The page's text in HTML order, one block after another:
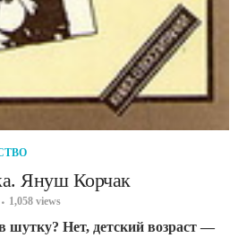
Януш Корчак
1,058 views
шутку? Нет, детский возраст —